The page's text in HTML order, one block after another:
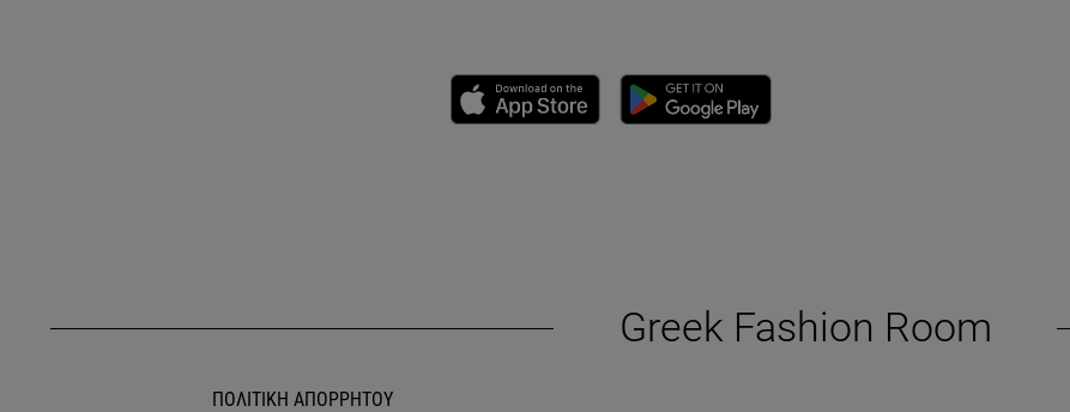
ΠΟΛΙΤΙΚΗ ΑΠΟΡΡΗΤΟΥ
Greek Fashion Room